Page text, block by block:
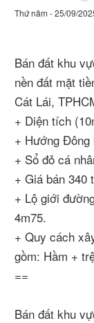
Thứ năm - 25/09/
Bán đất khu
nền đất mặt
Cát Lái,
+ Diện tích
+ Hướng Đông
+ Sổ đỏ cá
+ Giá bán 340
+ Lộ giới
4m75.
+ Quy cách
gồm: Hầm +
==
Bán đất khu